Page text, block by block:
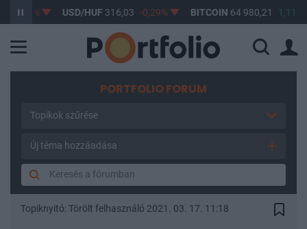
USD/HUF316,03 -0,29% BITCOIN64 980,21 1,11%
PORTFOLIO FORUM
Topikok szűrése
Új téma hozzáadása
Topiknyitó: Törölt felhasználó 2021. 03. 17. 11:18